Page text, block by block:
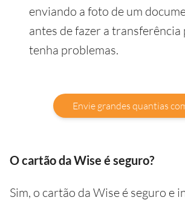
enviando a foto de um
antes de fazer a transferência
tenha problemas.
Envie grandes quantias
O cartão da Wise é seguro?
Sim, o cartão da Wise é seguro e